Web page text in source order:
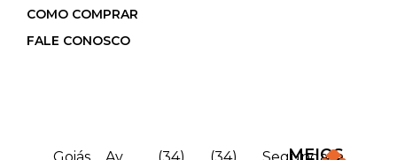
COMO COMPRAR
FALE CONOSCO
Goiás Av. (34) (34) Segunda
MEIOS